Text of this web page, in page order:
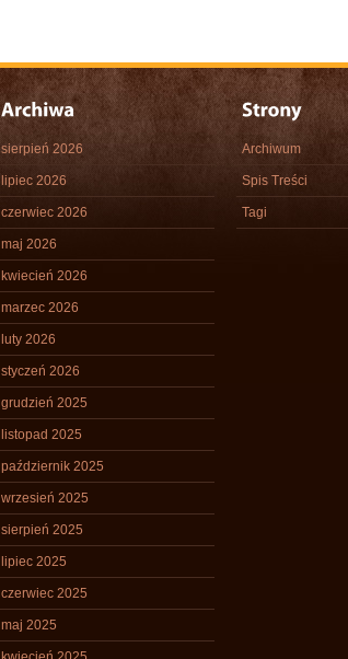
sierpień 2026
lipiec 2026
czerwiec 2026
maj 2026
kwiecień 2026
marzec 2026
luty 2026
styczeń 2026
grudzień 2025
listopad 2025
październik 2025
wrzesień 2025
sierpień 2025
lipiec 2025
czerwiec 2025
maj 2025
Archiwum
Spis Treści
Tagi